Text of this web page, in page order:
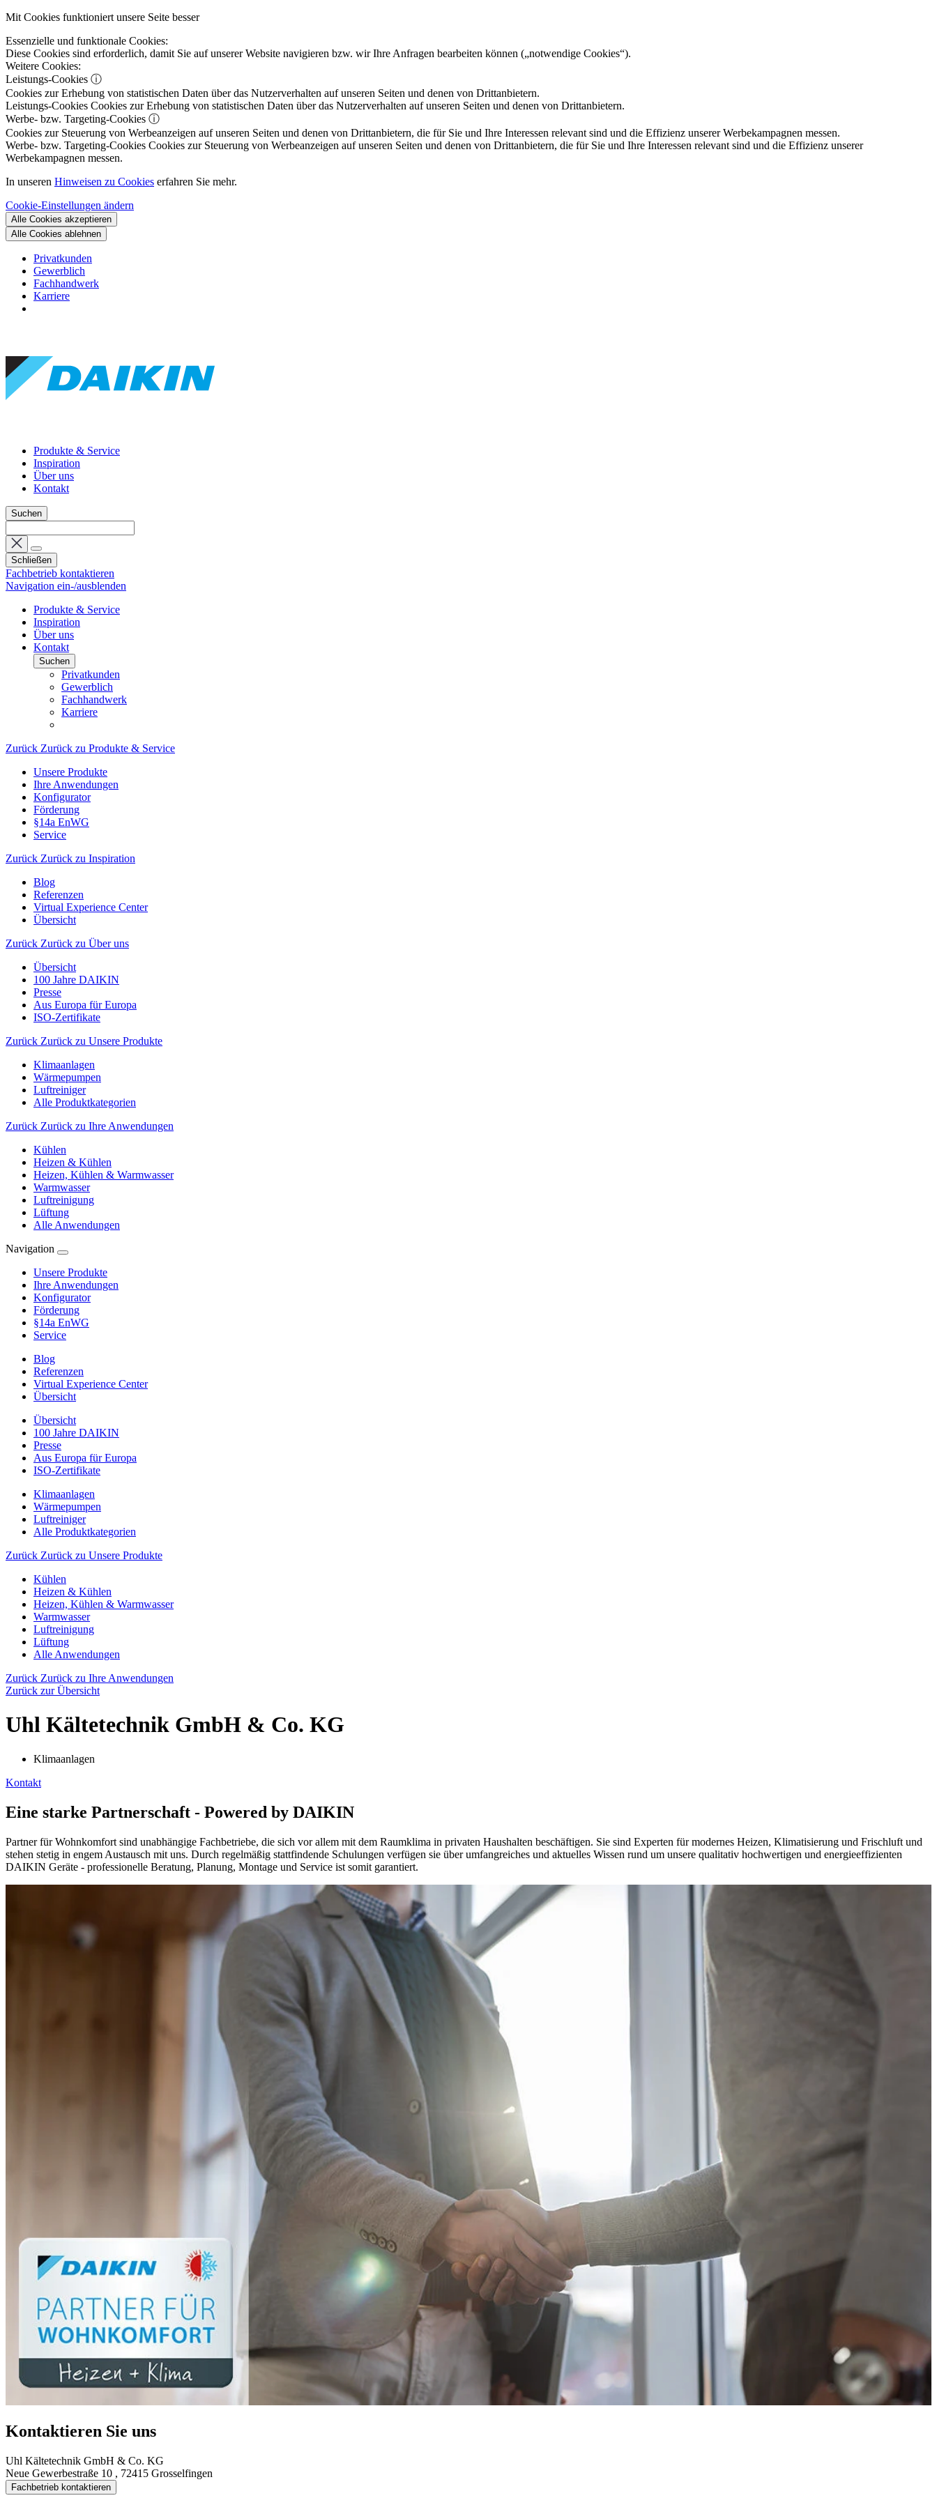
Mit Cookies funktioniert unsere Seite besser
Essenzielle und funktionale Cookies:
Diese Cookies sind erforderlich, damit Sie auf unserer Website navigieren bzw. wir Ihre Anfragen bearbeiten können („notwendige Cookies“).
Weitere Cookies:
Leistungs-Cookies ⓘ
Cookies zur Erhebung von statistischen Daten über das Nutzerverhalten auf unseren Seiten und denen von Drittanbietern.
Leistungs-Cookies Cookies zur Erhebung von statistischen Daten über das Nutzerverhalten auf unseren Seiten und denen von Drittanbietern.
Werbe- bzw. Targeting-Cookies ⓘ
Cookies zur Steuerung von Werbeanzeigen auf unseren Seiten und denen von Drittanbietern, die für Sie und Ihre Interessen relevant sind und die Effizienz unserer Werbekampagnen messen.
Werbe- bzw. Targeting-Cookies Cookies zur Steuerung von Werbeanzeigen auf unseren Seiten und denen von Drittanbietern, die für Sie und Ihre Interessen relevant sind und die Effizienz unserer
Werbekampagnen messen.
In unseren Hinweisen zu Cookies erfahren Sie mehr.
Cookie-Einstellungen ändern
Alle Cookies akzeptieren
Alle Cookies ablehnen
Privatkunden
Gewerblich
Fachhandwerk
Karriere
Produkte & Service
Inspiration
Über uns
Kontakt
Suchen
Schließen
Fachbetrieb kontaktieren
Navigation ein-/ausblenden
Produkte & Service
Inspiration
Über uns
Kontakt
Suchen
Privatkunden
Gewerblich
Fachhandwerk
Karriere
Zurück Zurück zu Produkte & Service
Unsere Produkte
Ihre Anwendungen
Konfigurator
Förderung
§14a EnWG
Service
Zurück Zurück zu Inspiration
Blog
Referenzen
Virtual Experience Center
Übersicht
Zurück Zurück zu Über uns
Übersicht
100 Jahre DAIKIN
Presse
Aus Europa für Europa
ISO-Zertifikate
Zurück Zurück zu Unsere Produkte
Klimaanlagen
Wärmepumpen
Luftreiniger
Alle Produktkategorien
Zurück Zurück zu Ihre Anwendungen
Kühlen
Heizen & Kühlen
Heizen, Kühlen & Warmwasser
Warmwasser
Luftreinigung
Lüftung
Alle Anwendungen
Navigation
Unsere Produkte
Ihre Anwendungen
Konfigurator
Förderung
§14a EnWG
Service
Blog
Referenzen
Virtual Experience Center
Übersicht
Übersicht
100 Jahre DAIKIN
Presse
Aus Europa für Europa
ISO-Zertifikate
Klimaanlagen
Wärmepumpen
Luftreiniger
Alle Produktkategorien
Zurück Zurück zu Unsere Produkte
Kühlen
Heizen & Kühlen
Heizen, Kühlen & Warmwasser
Warmwasser
Luftreinigung
Lüftung
Alle Anwendungen
Zurück Zurück zu Ihre Anwendungen
Zurück zur Übersicht
Uhl Kältetechnik GmbH & Co. KG
Klimaanlagen
Kontakt
Eine starke Partnerschaft - Powered by DAIKIN
Partner für Wohnkomfort sind unabhängige Fachbetriebe, die sich vor allem mit dem Raumklima in privaten Haushalten beschäftigen. Sie sind Experten für modernes Heizen, Klimatisierung und Frischluft und
stehen stetig in engem Austausch mit uns. Durch regelmäßig stattfindende Schulungen verfügen sie über umfangreiches und aktuelles Wissen rund um unsere qualitativ hochwertigen und energieeffizienten
DAIKIN Geräte - professionelle Beratung, Planung, Montage und Service ist somit garantiert.
Kontaktieren Sie uns
Uhl Kältetechnik GmbH & Co. KG
Neue Gewerbestraße 10 , 72415 Grosselfingen
Fachbetrieb kontaktieren